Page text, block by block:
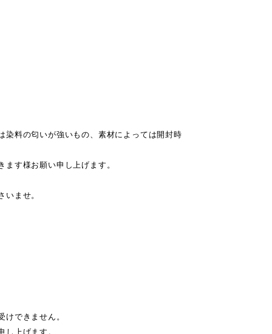
染料の匂いが強いもの、素材によっては開封時
す様お願い申し上げます。
ませ。
できません。
上げます。